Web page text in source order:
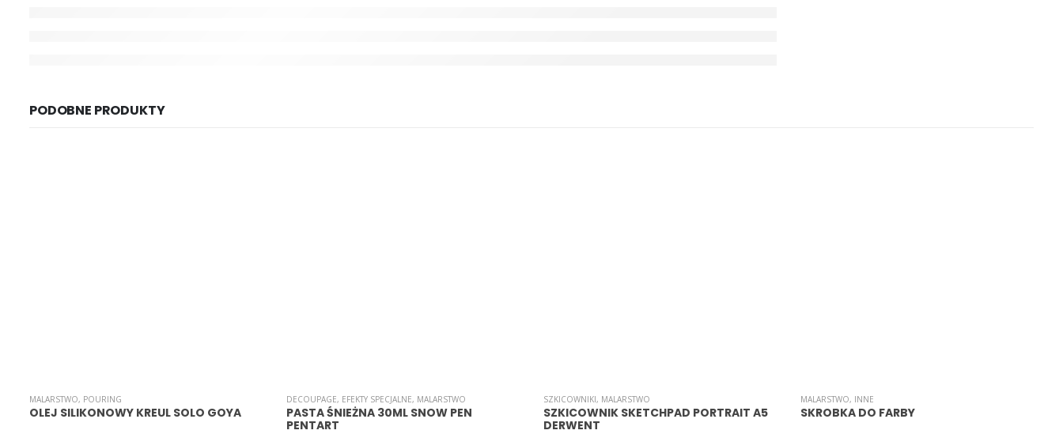
PODOBNE PRODUKTY
MALARSTWO, POURING
OLEJ SILIKONOWY KREUL SOLO GOYA
DECOUPAGE, EFEKTY SPECJALNE, MALARSTWO
PASTA ŚNIEŻNA 30ML SNOW PEN
PENTART
SZKICOWNIKI, MALARSTWO
SZKICOWNIK SKETCHPAD PORTRAIT A5
DERWENT
MALARSTWO, INNE
SKROBKA DO FARBY